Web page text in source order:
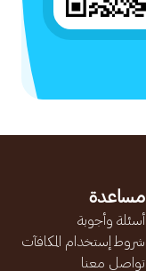
مساعدة
أسئلة وأجوبة
شروط إستخدام المكافآت
تواصل معنا